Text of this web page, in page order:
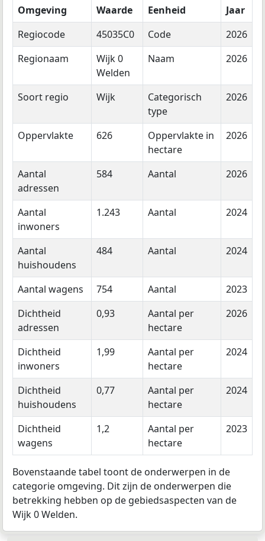
Omgeving Waarde Eenheid
Jaar
Regiocode
45035C0 Code
2026
Regionaam
Wijk 0
Welden
Naam 2026
Soort regio Wijk
Categorisch
type
2026
Oppervlakte 626
Oppervlakte in
hectare
2026
Aantal
adressen
584 Aantal 2026
Aantal
inwoners
1.243 Aantal 2024
Aantal
huishoudens
484 Aantal 2024
Aantal wagens 754 Aantal
2023
Dichtheid
adressen
0,93
Aantal per
hectare
2026
Dichtheid
inwoners
1,99
Aantal per
hectare
2024
Dichtheid
huishoudens
0,77
Aantal per
hectare
2024
Dichtheid
wagens
1,2
Aantal per
hectare
2023
Bovenstaande tabel toont de onderwerpen in de
categorie omgeving. Dit zijn de onderwerpen die
betrekking hebben op de gebiedsaspecten van de
Wijk 0 Welden.